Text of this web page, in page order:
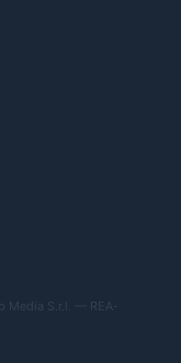
S.r.l. — REA-